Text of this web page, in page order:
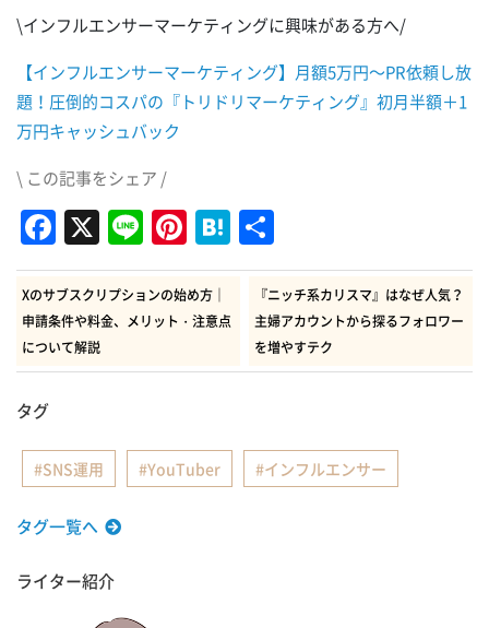
\インフルエンサーマーケティングに興味がある方へ/
【インフルエンサーマーケティング】月額5万円～PR依頼し放
題！圧倒的コスパの『トリドリマーケティング』初月半額＋1
万円キャッシュバック
\ この記事をシェア /
Facebook
X LinePinterest
Hatena
有
Xのサブスクリプションの始め方｜
申請条件や料金、メリット・注意点
について解説
『ニッチ系カリスマ』はなぜ人気？
主婦アカウントから探るフォロワー
を増やすテク
タグ
SNS運用 YouTuber インフルエンサー
タグ一覧へ
ライター紹介